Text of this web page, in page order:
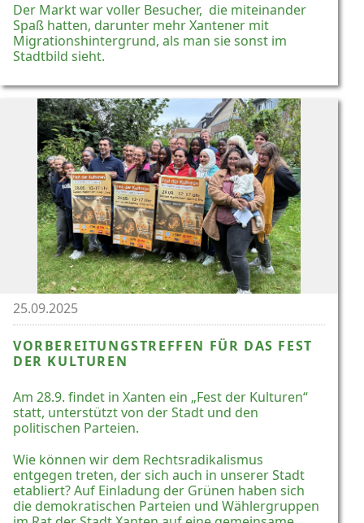
Der Markt war voller Besucher, die miteinander
Spaß hatten, darunter mehr Xantener mit
Migrationshintergrund, als man sie sonst im
Stadtbild sieht.
25.09.2025
VORBEREITUNGSTREFFEN FÜR DAS FEST
DER KULTUREN
Am 28.9. findet in Xanten ein „Fest der Kulturen“
statt, unterstützt von der Stadt und den
politischen Parteien.
Wie können wir dem Rechtsradikalismus
entgegen treten, der sich auch in unserer Stadt
etabliert? Auf Einladung der Grünen haben sich
die demokratischen Parteien und Wählergruppen